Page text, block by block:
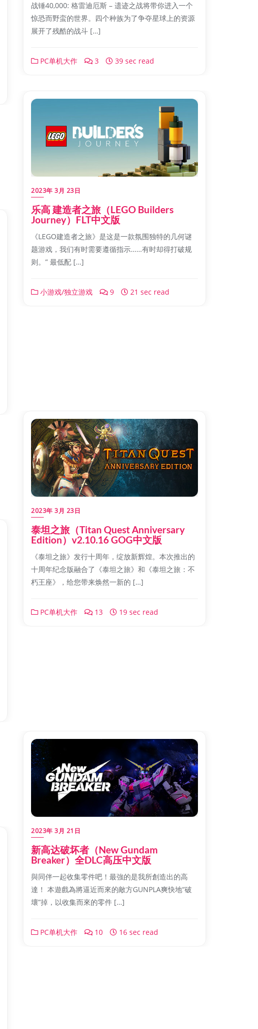
战锤40,000: 格雷迪厄斯 – 遗迹之战将带你进入一个
惊恐而野蛮的世界。四个种族为了争夺星球上的资源
展开了残酷的战斗 […]
PC单机大作 3 39 sec read
2023年 3月 23日
乐高 建造者之旅（LEGO Builders
Journey）FLT中文版
《LEGO建造者之旅》是这是一款氛围独特的几何谜
题游戏，我们有时需要遵循指示……有时却得打破规
则。” 最低配 […]
小游戏/独立游戏 9 21 sec read
2023年 3月 23日
泰坦之旅（Titan Quest Anniversary
Edition）v2.10.16 GOG中文版
《泰坦之旅》发行十周年，绽放新辉煌。本次推出的
十周年纪念版融合了《泰坦之旅》和《泰坦之旅：不
朽王座》，给您带来焕然一新的 […]
PC单机大作 13 19 sec read
2023年 3月 21日
新高达破坏者（New Gundam
Breaker）全DLC高压中文版
與同伴一起收集零件吧！最強的是我所創造出的高
達！ 本遊戲為將逼近而來的敵方GUNPLA爽快地“破
壞”掉，以收集而來的零件 […]
PC单机大作 10 16 sec read